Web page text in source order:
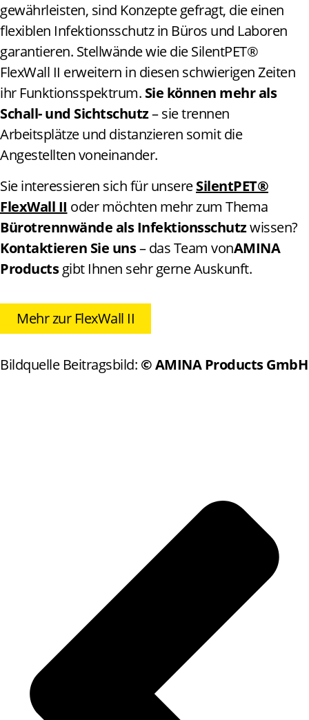
gewährleisten, sind Konzepte gefragt, die einen
flexiblen Infektionsschutz in Büros und Laboren
garantieren. Stellwände wie die SilentPET®
FlexWall II erweitern in diesen schwierigen Zeiten
ihr Funktionsspektrum. Sie können mehr als
Schall- und Sichtschutz– sie trennen
Arbeitsplätze und distanzieren somit die
Angestellten voneinander.
Sie interessieren sich für unsereSilentPET®
FlexWall II oder möchten mehr zum Thema
Bürotrennwände als Infektionsschutzwissen?
Kontaktieren Sie uns– das Team vonAMINA
Productsgibt Ihnen sehr gerne Auskunft.
Mehr zur FlexWall II
Bildquelle Beitragsbild: © AMINA Products GmbH